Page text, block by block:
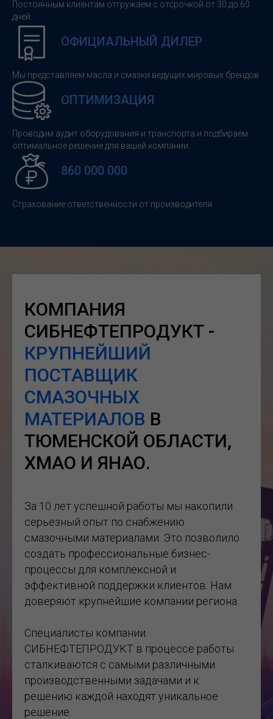
Постоянным клиентам отгружаем с отсрочкой от 30 до 60
дней
ОФИЦИАЛЬНЫЙ ДИЛЕР
Мы представляем масла и смазки ведущих мировых брендов
ОПТИМИЗАЦИЯ
Проводим аудит оборудования и транспорта и подбираем
оптимальное решение для вашей компании.
860 000 000
Страхование ответственности от производителя
КОМПАНИЯ
СИБНЕФТЕПРОДУКТ -
КРУПНЕЙШИЙ
ПОСТАВЩИК
СМАЗОЧНЫХ
МАТЕРИАЛОВ В
ТЮМЕНСКОЙ ОБЛАСТИ,
ХМАО И ЯНАО.
За 10 лет успешной работы мы накопили
серьезный опыт по снабжению
смазочными материалами. Это позволило
создать профессиональные бизнес-
процессы для комплексной и
эффективной поддержки клиентов. Нам
доверяют крупнейшие компании региона.
Специалисты компании
СИБНЕФТЕПРОДУКТ в процессе работы
сталкиваются с самыми различными
производственными задачами и к
решению каждой находят уникальное
решение.